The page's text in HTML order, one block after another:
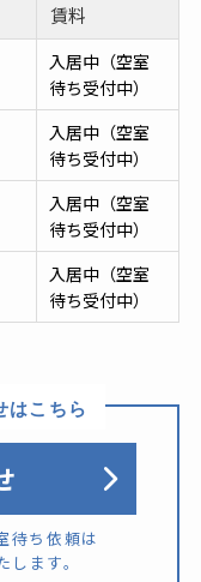
賃料
入居中（空室
待ち受付中）
入居中（空室
待ち受付中）
入居中（空室
待ち受付中）
入居中（空室
待ち受付中）
はこちら
待ち依頼は
ます。